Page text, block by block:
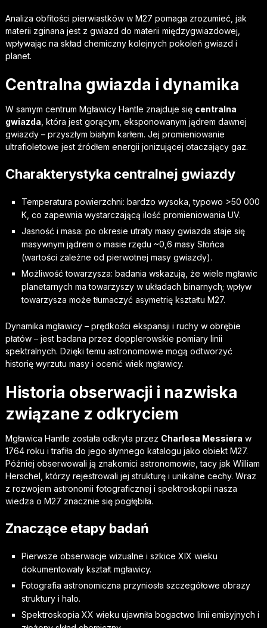
Analiza obfitości pierwiastków w M27 pomaga zrozumieć, jak
materii zginana jest z gwiazd do materii międzygwiazdowej,
wpływając na skład chemiczny kolejnych pokoleń gwiazd i
planet.
Centralna gwiazda i dynamika
W samym centrum Mgławicy Hantle znajduje się centralna
gwiazda , która jest gorącym, eksponowanym jądrem dawnej
gwiazdy – przyszłym białym karłem. Jej promieniowanie
ultrafioletowe jest źródłem energii jonizującej otaczający gaz.
Charakterystyka centralnej gwiazdy
Temperatura powierzchni: bardzo wysoka, typowo >50 000
K, co zapewnia wystarczającą ilość promieniowania UV.
Jasność i masa: po okresie utraty masy gwiazda staje się
masywnym jądrem o masie rzędu ~0,6 masy Słońca
(wartości zależne od pierwotnej masy gwiazdy).
Możliwość towarzysza: badania wskazują, że wiele mgławic
planetarnych ma towarzyszy w układach binarnych; wpływ
towarzysza może tłumaczyć asymetrię kształtu M27.
Dynamika mgławicy – prędkości ekspansji i ruchy w obrębie
płatów – jest badana przez dopplerowskie pomiary linii
spektralnych. Dzięki temu astronomowie mogą odtworzyć
historię wyrzutu masy i ocenić wiek mgławicy.
Historia obserwacji i nazwiska
związane z odkryciem
Mgławica Hantle została odkryta przez Charlesa Messiera w
1764 roku i trafiła do jego słynnego katalogu jako obiekt M27.
Później obserwowali ją znakomici astronomowie, tacy jak William
Herschel, którzy rejestrowali jej strukturę i unikalne cechy. Wraz
z rozwojem astronomii fotograficznej i spektroskopii nasza
wiedza o M27 znacznie się pogłębiła.
Znaczące etapy badań
Pierwsze obserwacje wizualne i szkice XIX wieku
dokumentowały kształt mgławicy.
Fotografia astronomiczna przyniosła szczegółowe obrazy
struktury i halo.
Spektroskopia XX wieku ujawniła bogactwo linii emisyjnych i